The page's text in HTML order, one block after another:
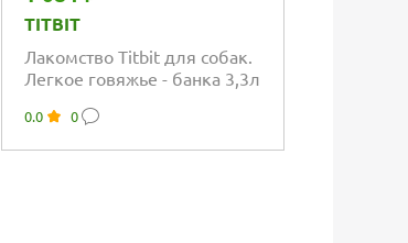
TITBIT
Лакомство Titbit для собак.
Легкое говяжье - банка 3,3л
0.0 0